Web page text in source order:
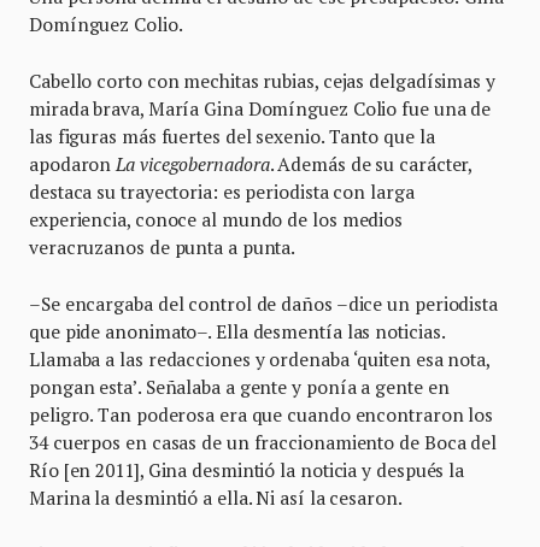
Domínguez Colio.
Cabello corto con mechitas rubias, cejas delgadísimas y
mirada brava, María Gina Domínguez Colio fue una de
las figuras más fuertes del sexenio. Tanto que la
apodaronLa vicegobernadora. Además de su carácter,
destaca su trayectoria: es periodista con larga
experiencia, conoce al mundo de los medios
veracruzanos de punta a punta.
–Se encargaba del control de daños –dice un periodista
que pide anonimato–. Ella desmentía las noticias.
Llamaba a las redacciones y ordenaba ‘quiten esa nota,
pongan esta’. Señalaba a gente y ponía a gente en
peligro. Tan poderosa era que cuando encontraron los
34 cuerpos en casas de un fraccionamiento de Boca del
Río [en 2011], Gina desmintió la noticia y después la
Marina la desmintió a ella. Ni así la cesaron.